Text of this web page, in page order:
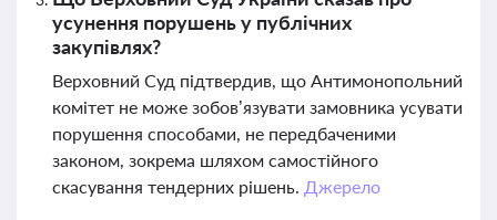
усунення порушень у публічних
закупівлях?
Верховний Суд підтвердив, що Антимонопольний
комітет не може зобов’язувати замовника усувати
порушення способами, не передбаченими
законом, зокрема шляхом самостійного
скасування тендерних рішень. Джерело